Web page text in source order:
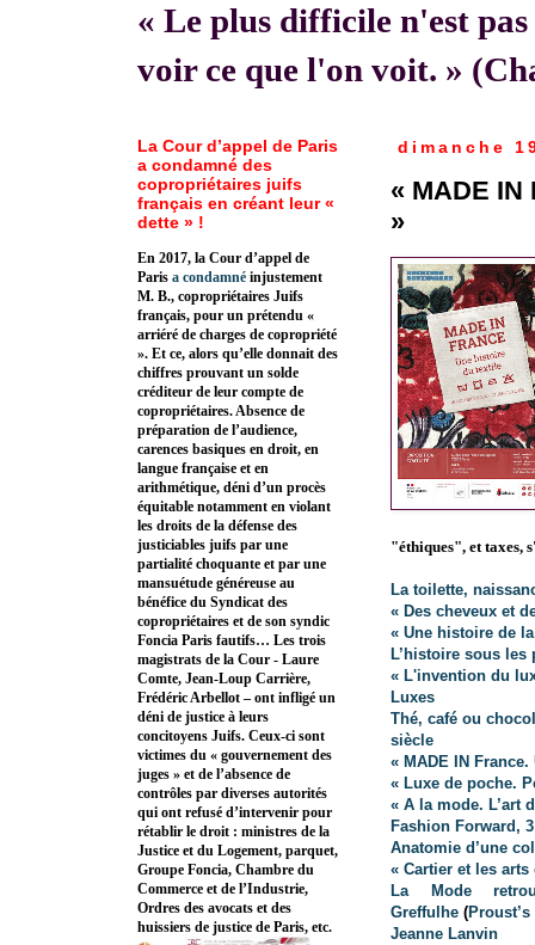
« Le plus difficile n'est
voir ce que l'on voit. »
dimanche
« MADE
»
"éthiques", et taxes,
La toilette,
« Des cheveux et
« Une histoire de
L’histoire sous les
« L'invention du
Luxes
Thé, café ou
siècle
« MADE IN
« Luxe de poche.
« A la mode. L’art
Fashion Forward,
Anatomie d’une
« Cartier et les
La Mode
Greffulhe (
Jeanne Lanvin
La Cour d’appel de Paris
a condamné des
copropriétaires juifs
français en créant leur «
dette » !
En 2017, la Cour d’appel de
Paris a condamné injustement
M. B., copropriétaires Juifs
français, pour un prétendu «
arriéré de charges de copropriété
». Et ce, alors qu’elle donnait des
chiffres prouvant un solde
créditeur de leur compte de
copropriétaires. Absence de
préparation de l’audience,
carences basiques en droit, en
langue française et en
arithmétique, déni d’un procès
équitable notamment en violant
les droits de la défense des
justiciables juifs par une
partialité choquante et par une
mansuétude généreuse au
bénéfice du Syndicat des
copropriétaires et de son syndic
Foncia Paris fautifs… Les trois
magistrats de la Cour - Laure
Comte, Jean-Loup Carrière,
Frédéric Arbellot – ont infligé un
déni de justice à leurs
concitoyens Juifs. Ceux-ci sont
victimes du « gouvernement des
juges » et de l’absence de
contrôles par diverses autorités
qui ont refusé d’intervenir pour
rétablir le droit : ministres de la
Justice et du Logement, parquet,
Groupe Foncia, Chambre du
Commerce et de l’Industrie,
Ordres des avocats et des
huissiers de justice de Paris, etc.